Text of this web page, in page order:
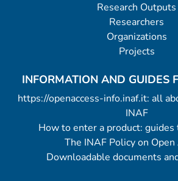
Research Outputs
Researchers
Organizations
Projects
INFORMATION AND GUIDES
https://openaccess-info.inaf.it: all
INAF
How to enter a product: guides
The INAF Policy on Open
Downloadable documents